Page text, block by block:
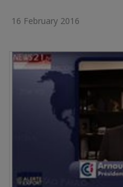
16 February 2016